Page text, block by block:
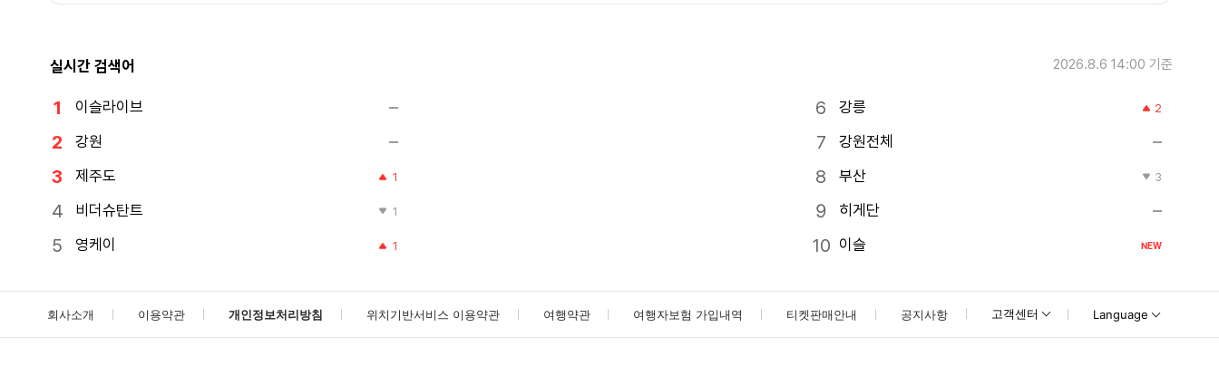
실시간 검색어 2026.8.6 14:00 기준
이슬라이브
강원
제주도
1
비더슈탄트 1
영케이 1
강릉 2
강원전체
부산
3
히게단
이슬
NEW
회사소개 이용약관 개인정보처리방침 위치기반서비스 이용약관 여행약관 여행자보험 가입내역 티켓판매안내 공지사항 고객센터 Language